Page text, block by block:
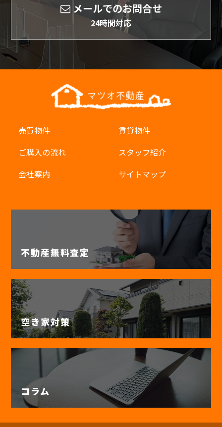
メールでのお問合せ
24時間対応
売買物件
賃貸物件
ご購入の流れ
スタッフ紹介
会社案内
サイトマップ
不動産無料査定
空き家対策
コラム